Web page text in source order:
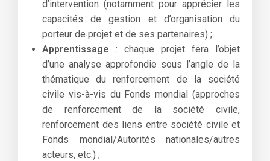
d’intervention (notamment pour apprécier les
capacités de gestion et d’organisation du
porteur de projet et de ses partenaires) ;
Apprentissage : chaque projet fera l’objet
d’une analyse approfondie sous l’angle de la
thématique du renforcement de la société
civile vis-à-vis du Fonds mondial (approches
de renforcement de la société civile,
renforcement des liens entre société civile et
Fonds mondial/Autorités nationales/autres
acteurs, etc.) ;